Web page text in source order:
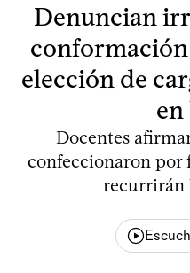
Denuncian
elección de
Docentes
confeccionaron por
recurrirán